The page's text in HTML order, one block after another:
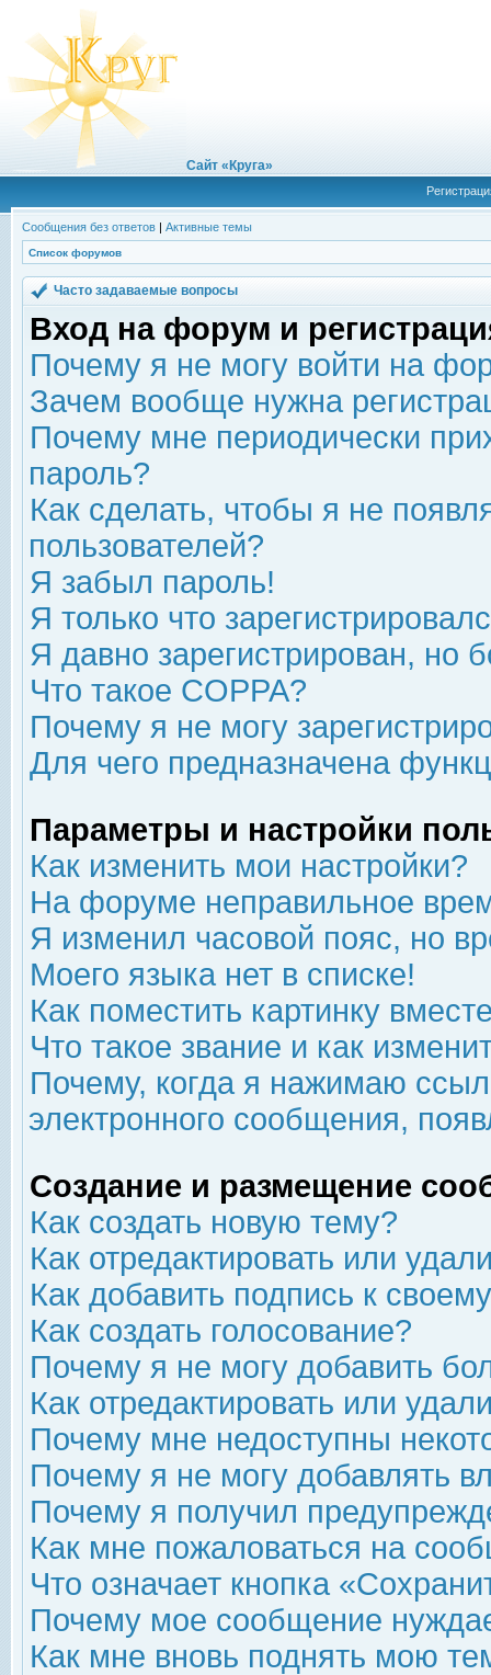
Сайт «Круга»
Сообщения без ответов | Активные темы
Список форумов
Часто задаваемые вопросы
Вход на форум и
Почему я не могу войти на
Зачем вообще нужна
Почему мне периодически
пароль?
Как сделать, чтобы я не
пользователей?
Я забыл пароль!
Я только что
Я давно зарегистрирован, но
Что такое COPPA?
Почему я не могу
Для чего предназначена
Параметры и настройки
Как изменить мои настройки?
На форуме неправильное
Я изменил часовой пояс, но
Моего языка нет в списке!
Как поместить картинку
Что такое звание и как
Почему, когда я нажимаю
электронного сообщения,
Создание и размещение
Как создать новую тему?
Как отредактировать или
Как добавить подпись к
Как создать голосование?
Почему я не могу добавить
Как отредактировать или
Почему мне недоступны
Почему я не могу добавлять
Почему я получил
Как мне пожаловаться на
Что означает кнопка
Почему мое сообщение
Как мне вновь поднять мою